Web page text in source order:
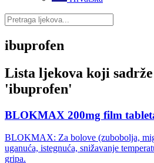
ibuprofen
Lista ljekova koji sadrže
'ibuprofen'
BLOKMAX 200mg film
BLOKMAX: Za bolove (zubobolja,
uganuća, istegnuća, snižavanje
gripa.